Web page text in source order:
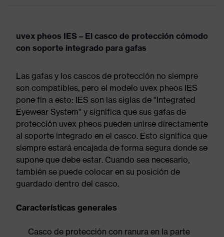
uvex pheos IES – El casco de protección cómodo
con soporte integrado para gafas
Las gafas y los cascos de protección no siempre
son compatibles, pero el modelo uvex pheos IES
pone fin a esto: IES son las siglas de "Integrated
Eyewear System" y significa que sus gafas de
protección uvex pheos pueden unirse directamente
al soporte integrado en el casco. Esto significa que
siempre estará encajada de forma segura donde se
supone que debe estar. Cuando sea necesario,
también se puede colocar en su posición de
guardado dentro del casco.
Características generales
Casco de protección con ranura en la parte